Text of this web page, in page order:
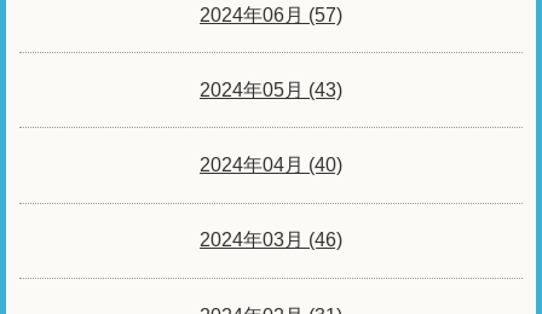
2024年06月 (57)
2024年05月 (43)
2024年04月 (40)
2024年03月 (46)